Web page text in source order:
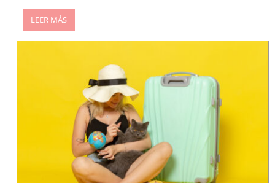
LEER MÁS